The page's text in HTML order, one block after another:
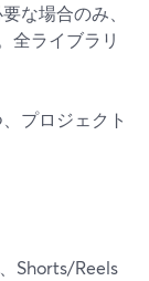
な場合のみ、
全ライブラリ
プロジェクト
Shorts/Reels